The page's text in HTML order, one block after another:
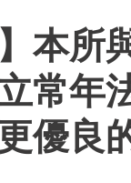
本
常年
優良